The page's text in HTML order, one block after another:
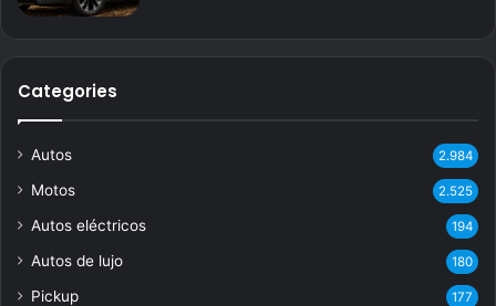
Categories
Autos 2.984
Motos 2.525
Autos eléctricos 194
Autos de lujo 180
Pickup 177